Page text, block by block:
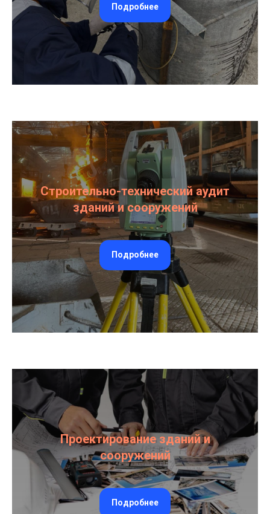
Подробнее
Строительно-технический аудит
зданий и сооружений
Подробнее
Проектирование зданий и
сооружений
Подробнее